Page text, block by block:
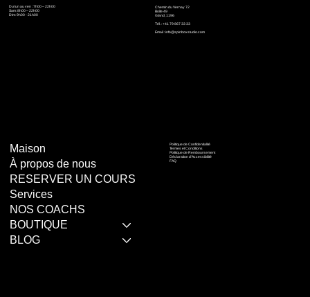
Chemin du Vernay 72
Boîte 49
Gland, 1196
Tél. : +41 79 867 33 33
Email :info@spinboxstudio.com
Du lun au ven : 7h00 – 22h00
Sam: 8h00 – 22h00
Dim: 9h00 - 21h00
Maison
À propos de nous
RESERVER UN COURS
Services
NOS COACHS
BOUTIQUE
BLOG
Politique de Confidentialité
Termes et Conditions
Politique de Remboursement
Déclaration d'Accessibilité
FAQ